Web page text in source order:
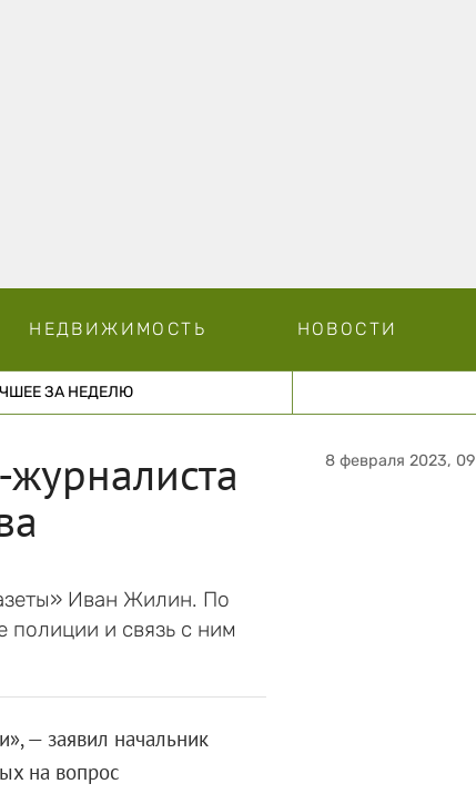
НЕДВИЖИМОСТЬ НОВОСТИ
ЗА НЕДЕЛЮ
Иван Жилин. По
полиции и связь с ним
— заявил начальник
на вопрос
8 февраля 2023,